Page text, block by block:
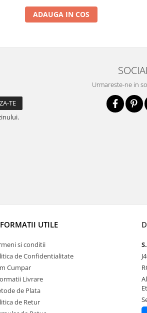
ADAUGA IN COS
Urmareste-ne in
UTILE
si conditii
de Confidentialitate
Cumpar
Livrare
de Plata
de Retur